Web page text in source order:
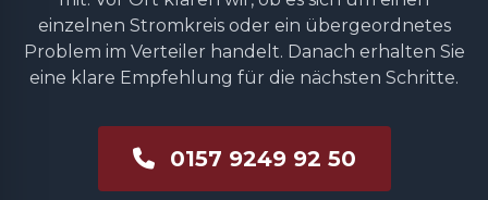
einzelnen Stromkreis oder ein übergeordnetes
Problem im Verteiler handelt. Danach erhalten Sie
eine klare Empfehlung für die nächsten Schritte.
0157 9249 92 50